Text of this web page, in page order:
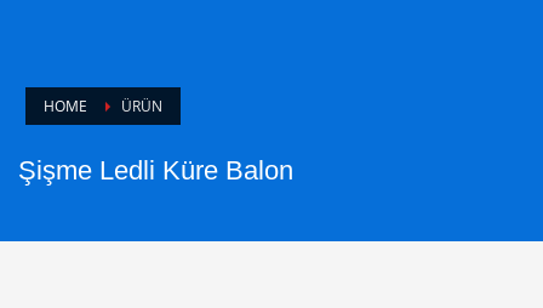
HOME ÜRÜN
Şişme Ledli Küre Balon